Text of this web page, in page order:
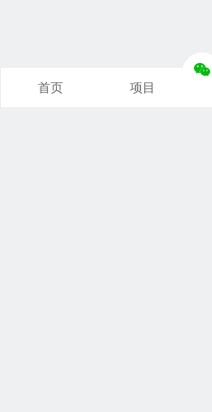
首页 项目